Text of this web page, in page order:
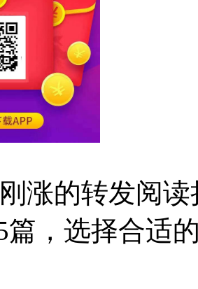
涨的转发阅
篇，选择合适